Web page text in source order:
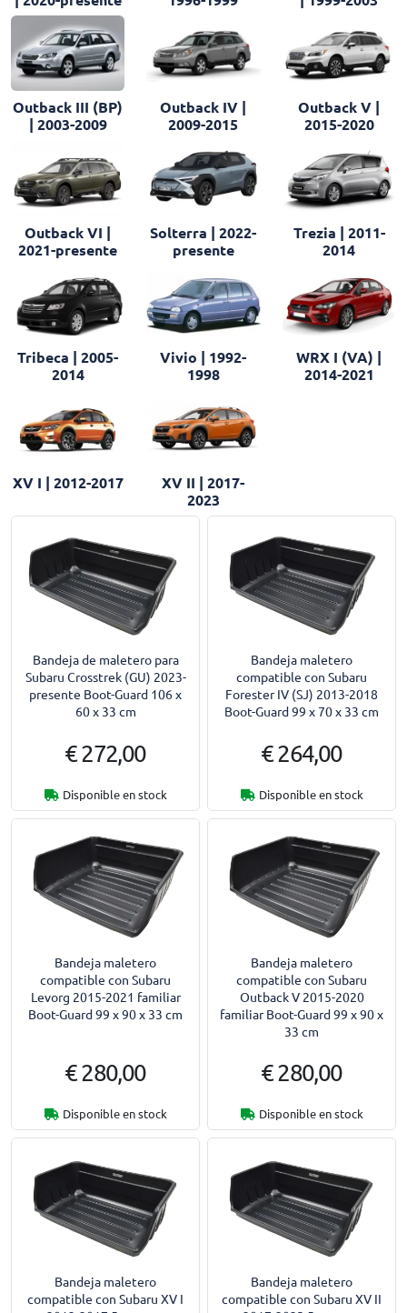
Outback III (BP)
| 2003-2009
Outback IV |
2009-2015
Outback V |
2015-2020
Outback VI |
2021-presente
Solterra | 2022-
presente
Trezia | 2011-
2014
Tribeca | 2005-
2014
Vivio | 1992-
1998
WRX I (VA) |
2014-2021
XV I | 2012-2017
XV II | 2017-
2023
Bandeja de maletero para
Subaru Crosstrek (GU) 2023-
presente Boot-Guard 106 x
60 x 33 cm
€ 272,00
Disponible en stock
Bandeja maletero
compatible con Subaru
Forester IV (SJ) 2013-2018
Boot-Guard 99 x 70 x 33 cm
€ 264,00
Disponible en stock
Bandeja maletero
compatible con Subaru
Levorg 2015-2021 familiar
Boot-Guard 99 x 90 x 33 cm
€ 280,00
Disponible en stock
Bandeja maletero
compatible con Subaru
Outback V 2015-2020
familiar Boot-Guard 99 x 90 x
33 cm
€ 280,00
Disponible en stock
Bandeja maletero
compatible con Subaru XV I
Bandeja maletero
compatible con Subaru XV II